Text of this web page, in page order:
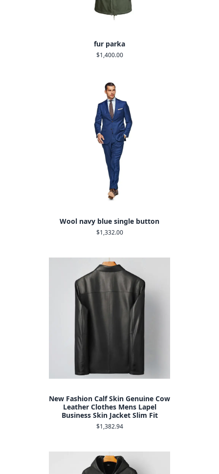
fur parka
$1,400.00
Wool navy blue single button
$1,332.00
New Fashion Calf Skin Genuine Cow
Leather Clothes Mens Lapel
Business Skin Jacket Slim Fit
$1,382.94